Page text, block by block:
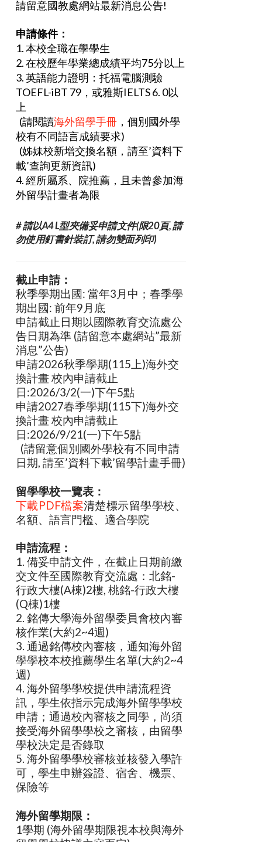
請留意國教處網站最新消息公告!
申請條件：
1. 本校全職在學學生
2. 在校歷年學業總成績平均75分以上
3. 英語能力證明：托福電腦測驗
TOEFL-iBT 79，或雅斯IELTS 6. 0以
上
(請閱讀海外留學手冊，個別國外學
校有不同語言成績要求)
(姊妹校新增交換名額，請至’資料下
載’查詢更新資訊)
4. 經所屬系、院推薦，且未曾參加海
外留學計畫者為限
# 請以A4 L型夾備妥申請文件(限20頁, 請
勿使用釘書針裝訂, 請勿雙面列印)
截止申請：
秋季學期出國: 當年3月中；春季學
期出國: 前年9月底
申請截止日期以國際教育交流處公
告日期為準 (請留意本處網站”最新
消息”公告)
申請2026秋季學期(115上)海外交
換計畫 校內申請截止
日:2026/3/2(一)下午5點
申請2027春季學期(115下)海外交
換計畫 校內申請截止
日:2026/9/21(一)下午5點
(請留意個別國外學校有不同申請
日期, 請至’資料下載’留學計畫手冊)
留學學校一覽表：
下載PDF檔案清楚標示留學學校、
名額、語言門檻、適合學院
申請流程：
1. 備妥申請文件，在截止日期前繳
交文件至國際教育交流處：北銘-
行政大樓(A棟)2樓, 桃銘-行政大樓
(Q棟)1樓
2. 銘傳大學海外留學委員會校內審
核作業(大約2~4週)
3. 通過銘傳校內審核，通知海外留
學學校本校推薦學生名單(大約2~4
週)
4. 海外留學學校提供申請流程資
訊，學生依指示完成海外留學學校
申請；通過校內審核之同學，尚須
接受海外留學學校之審核，由留學
學校決定是否錄取
5. 海外留學學校審核並核發入學許
可，學生申辦簽證、宿舍、機票、
保險等
海外留學期限：
1學期 (海外留學期限視本校與海外